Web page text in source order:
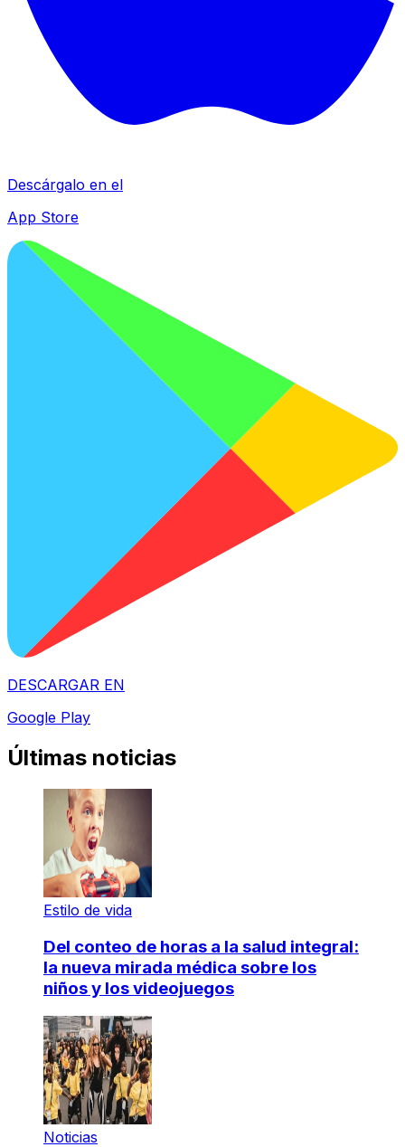
Descárgalo en el
App Store
DESCARGAR EN
Google Play
Últimas noticias
Estilo de vida
Del conteo de horas a la salud integral:
la nueva mirada médica sobre los
niños y los videojuegos
Noticias